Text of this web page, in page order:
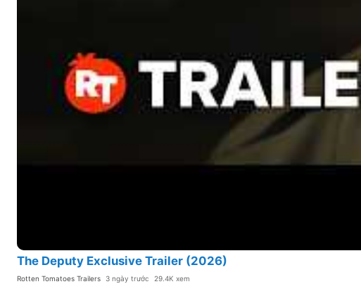
The Deputy Exclusive Trailer (2026)
Rotten Tomatoes Trailers 3 ngày trước 29.4K xem